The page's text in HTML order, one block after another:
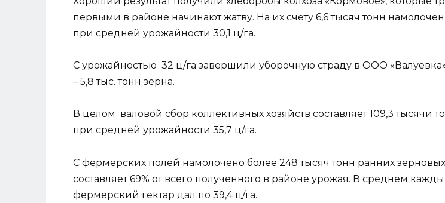
первыми в районе начинают жатву. На их счету 6,6 тысяч тонн
при средней урожайности 30,1 ц/га.
С урожайностью 32 ц/га завершили уборочную страду в ООО
– 5,8 тыс. тонн зерна.
В целом валовой сбор коллективных хозяйств составляет 109,3 тысячи
при средней урожайности 35,7 ц/га.
С фермерских полей намолочено более 248 тысяч тонн ранних
составляет 69% от всего полученного в районе урожая. В среднем
фермерский гектар дал по 39,4 ц/га.